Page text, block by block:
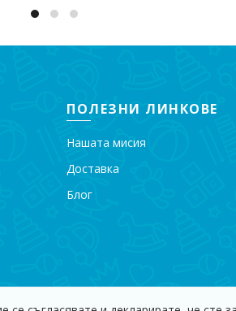
ПОЛЕЗНИ ЛИНКОВЕ
Нашата мисия
Доставка
Блог